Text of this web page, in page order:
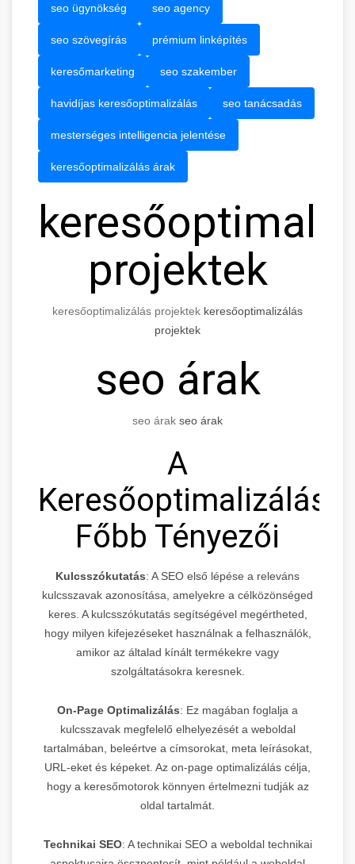
seo ügynökség seo agency
seo szövegírás prémium linképítés
keresőmarketing seo szakember
havidíjas keresőoptimalizálás seo tanácsadás
mesterséges intelligencia jelentése
keresőoptimalizálás árak
projektek
keresőoptimalizálás projektek keresőoptimalizálás
projektek
seo árak
seo árak seo árak
A
Keresőoptimalizálás
Főbb Tényezői
Kulcsszókutatás: A SEO első lépése a releváns
kulcsszavak azonosítása, amelyekre a célközönséged
keres. A kulcsszókutatás segítségével megértheted,
hogy milyen kifejezéseket használnak a felhasználók,
amikor az általad kínált termékekre vagy
szolgáltatásokra keresnek.
On-Page Optimalizálás: Ez magában foglalja a
kulcsszavak megfelelő elhelyezését a weboldal
tartalmában, beleértve a címsorokat, meta leírásokat,
URL-eket és képeket. Az on-page optimalizálás célja,
hogy a keresőmotorok könnyen értelmezni tudják az
oldal tartalmát.
Technikai SEO: A technikai SEO a weboldal technikai